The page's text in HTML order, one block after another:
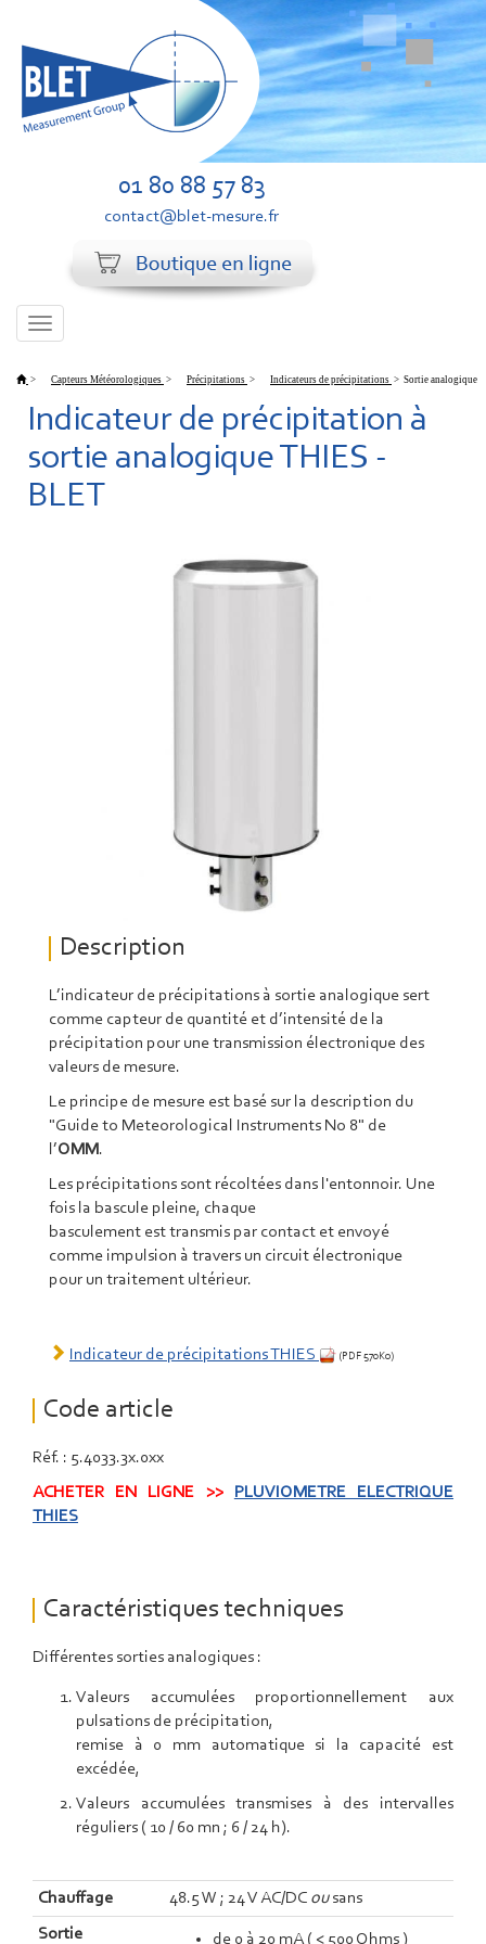
01 80 88 57 83
contact@blet-mesure.fr
Toggle
> Capteurs Météorologiques > Précipitations > Indicateurs de précipitations > Sortie analogique
Indicateur de précipitation à
sortie analogique THIES -
BLET
Description
L’indicateur de précipitations à sortie analogique sert
comme capteur de quantité et d’intensité de la
précipitation pour une transmission électronique des
valeurs de mesure.
Le principe de mesure est basé sur la description du
"Guide to Meteorological Instruments No 8" de
l’OMM.
Les précipitations sont récoltées dans l'entonnoir. Une
fois la bascule pleine, chaque
basculement est transmis par contact et envoyé
comme impulsion à travers un circuit électronique
pour un traitement ultérieur.
Indicateur de précipitations THIES (PDF 570Ko)
Code article
Réf. : 5.4033.3x.0xx
ACHETER EN LIGNE >>
PLUVIOMETRE ELECTRIQUE
THIES
Caractéristiques techniques
Différentes sorties analogiques :
Valeurs accumulées proportionnellement aux
pulsations de précipitation,
remise à 0 mm automatique si la capacité est
excédée,
Valeurs accumulées transmises à des intervalles
réguliers ( 10 / 60 mn ; 6 / 24 h).
Chauffage 48.5 W ; 24 V AC/DC ousans
Sortie de 0 à 20 mA ( < 500 Ohms )